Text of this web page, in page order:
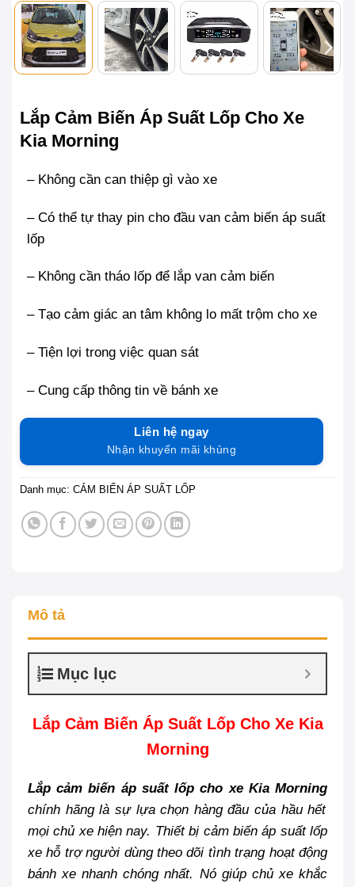
Lắp Cảm Biến Áp Suất Lốp Cho Xe
Kia Morning
– Không cần can thiệp gì vào xe
– Có thể tự thay pin cho đầu van cảm biến áp suất
lốp
– Không cần tháo lốp để lắp van cảm biến
– Tạo cảm giác an tâm không lo mất trộm cho xe
– Tiện lợi trong việc quan sát
– Cung cấp thông tin về bánh xe
Liên hệ ngay
Nhận khuyến mãi khủng
Danh mục: CẢM BIẾN ÁP SUẤT LỐP
Mô tả
Mục lục
Lắp Cảm Biến Áp Suất Lốp Cho Xe Kia
Morning
Lắp cảm biến áp suất lốp cho xe Kia Morning
chính hãng là sự lựa chọn hàng đầu của hầu hết
mọi chủ xe hiện nay. Thiết bị cảm biến áp suất lốp
xe hỗ trợ người dùng theo dõi tình trạng hoạt động
bánh xe nhanh chóng nhất. Nó giúp chủ xe khắc